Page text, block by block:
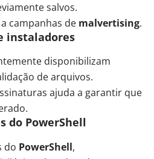
salvos.
campanhas de malvertising.
instaladores
disponibilizam
de arquivos.
ajuda a garantir que
do PowerShell
do PowerShell,